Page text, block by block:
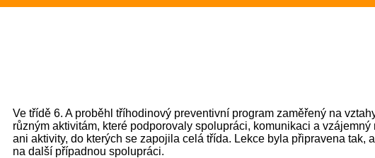
Ve třídě 6. A proběhl tříhodinový preventivní program zaměřený na
různým aktivitám, které podporovaly spolupráci, komunikaci a
ani aktivity, do kterých se zapojila celá třída. Lekce byla připravena
na další případnou spolupráci.